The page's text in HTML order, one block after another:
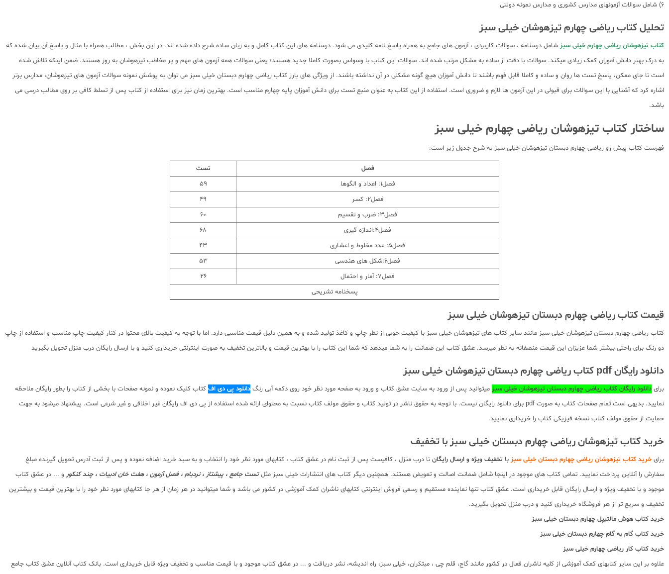
6) شامل سوالات آزمونهای مدارس کشوری و مدارس نمونه دولتی
تحلیل کتاب ریاضی چهارم تیزهوشان خیلی سبز
کتاب تیزهوشان ریاضی چهارم خیلی سبز شامل درسنامه ، سوالات کاربردی ، آزمون های جامع به همراه پاسخ نامه کلیدی می شود. درسنامه های این کتاب کامل و به زبان ساده شرح داده شده اند. در این بخش ، مطالب همراه با مثال و پاسخ آن بیان شده که
به درک بهتر دانش آموزان کمک زیادی میکند. سوالات با دقت از ساده به مشکل مرتب شده اند. سوالات این کتاب با وسواس بصورت کاملا جدید هستند؛ یعنی سوالات همه آزمون های مهم و پر مخاطب تیزهوشان به روز هستند. ضمن اینکه تلاش شده
است تا جای ممکن، پاسخ تست ها روان و ساده و کاملا قابل فهم باشند تا دانش آموزان هیچ گونه مشکلی در آن نداشته باشند. از ویژگی های بارز کتاب ریاضی چهارم دبستان خیلی سبز می توان به پوشش نمونه سوالات آزمون های تیزهوشان، مدارس برتر
اشاره کرد که آشنایی با این سوالات برای قبولی در این آزمون ها لازم و ضروری است. استفاده از این کتاب به عنوان منبع تست برای دانش آموزان پایه چهارم مناسب است. بهترین زمان نیز برای استفاده از کتاب پس از تسلط کافی بر روی مطالب درسی می
باشد.
ساختار کتاب تیزهوشان ریاضی چهارم خیلی سبز
فهرست کتاب پیش رو ریاضی چهارم دبستان تیزهوشان خیلی سبز به شرح جدول زیر است:
فصل
تست
فصل1: اعداد و الگوها
59
فصل2: کسر
49
فصل3: ضرب و تقسیم
60
فصل4:اندازه گیری
68
فصل5: عدد مخلوط و اعشاری
43
فصل6:شکل های هندسی
53
فصل7: آمار و احتمال
26
پسخنامه تشریحی
قیمت کتاب ریاضی چهارم دبستان تیزهوشان خیلی سبز
کتاب ریاضی چهارم دبستان تیزهوشان خیلی سبز مانند سایر کتاب های تیزهوشان خیلی سبز با کیفیت خوبی از نظر چاپ و کاغذ تولید شده و به همین دلیل قیمت مناسبی دارد. اما با توجه به کیفیت بالای محتوا در کنار کیفیت چاپ مناسب و استفاده از چاپ
دو رنگ برای راحتی بیشتر شما عزیزان این قیمت منصفانه به نظر میرسد. عشق کتاب این ضمانت را به شما میدهد که شما این کتاب را با بهترین قیمت و بالاترین تخفیف به صورت اینترنتی خریداری کنید و با ارسال رایگان درب منزل تحویل بگیرید
دانلود رایگان pdf کتاب ریاضی چهارم دبستان تیزهوشان خیلی سبز
برای دانلود رایگان کتاب ریاضی چهارم دبستان تیزهوشان خیلی سبز میتوانید پس از ورود به سایت عشق کتاب و ورود به صفحه مورد نظر خود روی دکمه آبی رنگ دانلود پی دی اف کتاب کلیک نموده و نمونه صفحات با بخشی از کتاب را بطور رایگان ملاحظه
نمایید. بدیهی است تمام صفحات کتاب به صورت pdf برای دانلود رایگان نیست. با توجه به حقوق ناشر در تولید کتاب و حقوق مولف کتاب نسبت به محتوای ارائه شده استفاده از پی دی اف رایگان غیر اخلاقی و غیر شرعی است. پیشنهاد میشود به جهت
حمایت از حقوق مولف کتاب نسخه فیزیکی کتاب را خریداری نمایید.
خرید کتاب تیزهوشان ریاضی چهارم دبستان خیلی سبز با تخفیف
برای خرید کتاب تیزهوشان ریاضی چهارم دبستان خیلی سبز با تخفیف ویژه و ارسال رایگان تا درب منزل ، کافیست پس از ثبت نام در عشق کتاب ، کتابهای مورد نظر خود را انتخاب و به سبد خرید اضافه نموده و پس از ثبت آدرس تحویل گیرنده مبلغ
سفارش را آنلاین پرداخت نمایید. تمامی کتاب های موجود در اینجا شامل ضمانت اصالت و تعویض هستند. همچنین دیگر کتاب های انتشارات خیلی سبز مثلتست جامع ، پیشتاز ، نردبام ، فصل آزمون ، هفت خان ادبیات ، چند کنکور و ... در عشق کتاب
موجود و با تخفیف ویژه و ارسال رایگان قابل خریداری است. عشق کتاب تنها نماینده مستقیم و رسمی فروش اینترنتی کتابهای ناشران کمک آموزشی در کشور می باشد و شما میتوانید در هر زمان از هر جا کتابهای مورد نظر خود را با بهترین قیمت و بیشترین
تخفیف و سریع تر از هر فروشگاه خریداری کنید و درب منزل تحویل بگیرید.
خرید کتاب هوش مالتیپل چهارم دبستان خیلی سبز
خرید کتاب گام به گام چهارم دبستان خیلی سبز
خرید کتاب کار ریاضی چهارم خیلی سبز
علاوه بر این سایر کتابهای کمک آموزشی از کلیه ناشران فعال در کشور مانند گاج، قلم چی ، مبتکران، خیلی سبز، راه اندیشه، نشر دریافت و ... در عشق کتاب موجود و با قیمت مناسب و تخفیف ویژه قابل خریداری است. بانک کتاب آنلاین عشق کتاب جامع